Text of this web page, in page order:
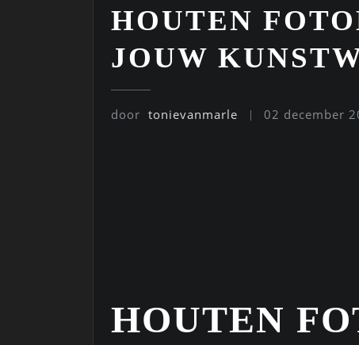
HOUTEN
JOUW
door tonievanmarle 02 december
HOUTEN